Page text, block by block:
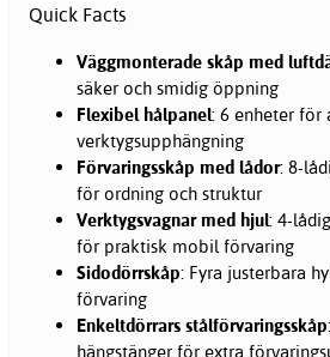
Quick Facts
Väggmonterade skåp med
säker och smidig öppning
Flexibel hålpanel: 6 enheter för
verktygsupphängning
Förvaringsskåp med lådor: 8-
för ordning och struktur
Verktygsvagnar med hjul: 4-
för praktisk mobil förvaring
Sidodörrskåp: Fyra justerbara
förvaring
Enkeltdörrars stålförvaringsskåp
hängstänger för extra